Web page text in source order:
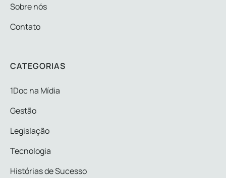
Sobre nós
Contato
CATEGORIAS
1Doc na Mídia
Gestão
Legislação
Tecnologia
Histórias de Sucesso